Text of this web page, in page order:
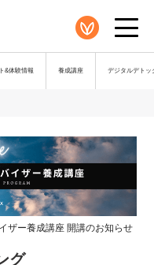
&体験情報 養成講座 デジタルデトッ
ザー養成講座 開講のお知らせ
グ